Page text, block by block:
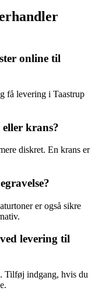
online til
få levering i Taastrup
krans?
diskret. En krans er
er også sikre
levering til
Tilføj indgang, hvis du